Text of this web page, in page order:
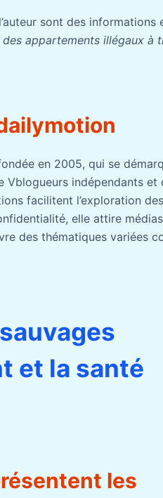
sont des informations
appartements illégaux à
en 2005, qui se
Vblogueurs indépendants et
facilitent l’exploration
elle attire
des thématiques variées
et la santé
les